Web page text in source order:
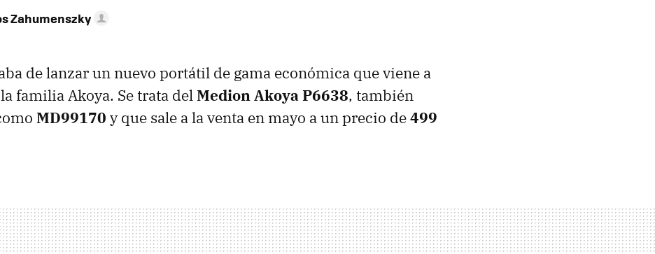
Zahumenszky
de lanzar un nuevo portátil de gama económica que viene a
familia Akoya. Se trata delMedion Akoya P6638, también
MD99170 y que sale a la venta en mayo a un precio de499